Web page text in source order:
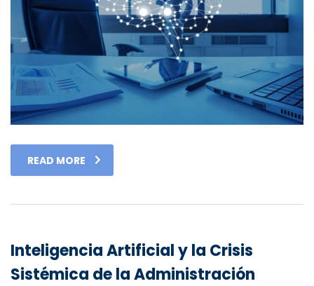
READ MORE
Inteligencia Artificial y la Crisis
Sistémica de la Administración